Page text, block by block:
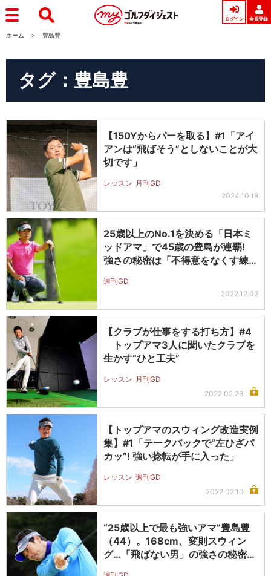
ログイン 会員登録
ホーム 豊島豊
タグ：豊島豊
【150Yからパーを取る】#1「アイ
アンは“飛ばそう”としないことが大
切です」
レッスン 月刊GD
2024.10.18
25歳以上のNo.1を決める「日本ミ
ッドアマ」で45歳の豊島が連覇!
強さの秘密は「不得意をなくす練…
週刊GD
2022.12.02
【クラブが仕事をする打ち方】#4
トップアマ3人に聞いたクラブを
生かす“ひと工夫”
レッスン 月刊GD
2022.02.23
【トップアマのスウィング改造実例
集】#1「テークバックで“左ひざパ
カッ”! 強い捻転が手に入った」
レッスン 週刊GD
2022.02.10
“25歳以上で最も強いアマ”豊島豊
（44）。168cm、変則スウィン
グ…「飛ばない男」の強さの秘密